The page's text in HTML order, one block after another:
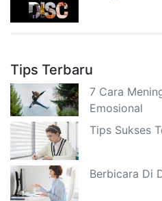
Tips Terbaru
7 Cara
Emosional
Tips Sukses
Berbicara Di